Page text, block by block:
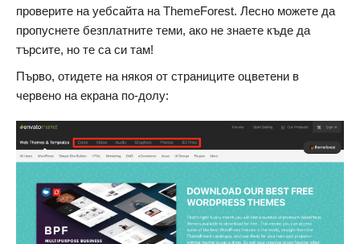
проверите на уебсайта на ThemeForest. Лесно можете да
пропуснете безплатните теми, ако не знаете къде да
търсите, но те са си там!
Първо, отидете на някоя от страниците оцветени в
червено на екрана по-долу: